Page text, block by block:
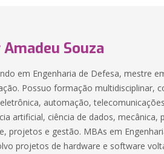
Souza
em Engenharia de Defesa, mestre
Possuo formação multidisciplinar,
automação,
artificial, ciência de dados,
projetos e gestão. MBAs em
projetos de hardware e software